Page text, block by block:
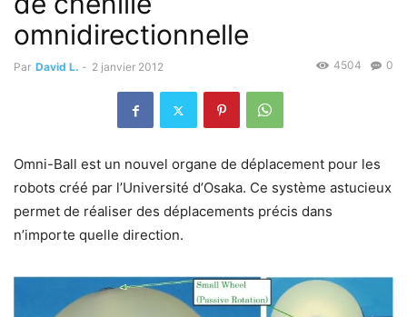
omnidirectionnelle
Par David L. - 2 janvier 2012 0
4504
Omni-Ball est un nouvel organe de déplacement pour les
robots créé par l’Université d’Osaka. Ce système astucieux
permet de réaliser des déplacements précis dans
n’importe quelle direction.